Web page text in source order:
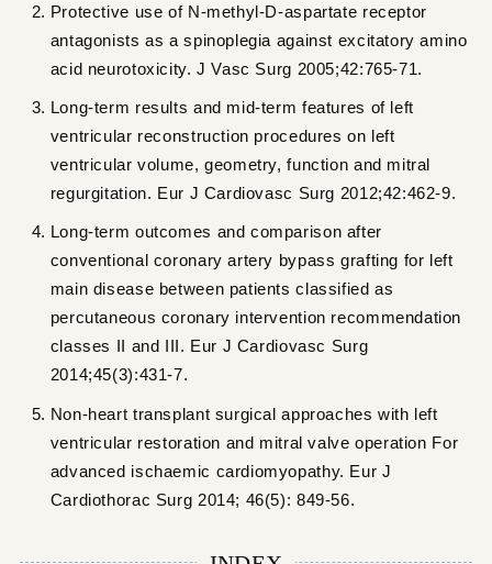
Protective use of N-methyl-D-aspartate receptor
antagonists as a spinoplegia against excitatory amino
acid neurotoxicity. J Vasc Surg 2005;42:765-71.
Long-term results and mid-term features of left
ventricular reconstruction procedures on left
ventricular volume, geometry, function and mitral
regurgitation. Eur J Cardiovasc Surg 2012;42:462-9.
Long-term outcomes and comparison after
conventional coronary artery bypass grafting for left
main disease between patients classified as
percutaneous coronary intervention recommendation
classes II and III. Eur J Cardiovasc Surg
2014;45(3):431-7.
Non-heart transplant surgical approaches with left
ventricular restoration and mitral valve operation For
advanced ischaemic cardiomyopathy. Eur J
Cardiothorac Surg 2014; 46(5): 849-56.